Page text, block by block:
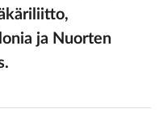
ja Nuorten